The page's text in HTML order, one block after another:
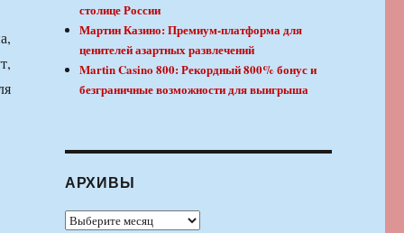
столице России
Мартин Казино: Премиум-платформа для
ценителей азартных развлечений
Martin Casino 800: Рекордный 800% бонус и
безграничные возможности для выигрыша
АРХИВЫ
Архивы